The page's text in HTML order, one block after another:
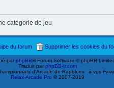
catégorie de jeu
Supprimer les cookies du
du forum
parphpBB® Forum Software © phpBB
Traduit parphpBB-fr.com
d'Arcade de Rapblues
à vos
Relax-Arcade Pro © 2007-2019